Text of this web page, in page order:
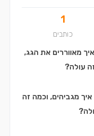
1
כותבים
מאווררים את הגג,
עולה?
מגביהים, וכמה זה